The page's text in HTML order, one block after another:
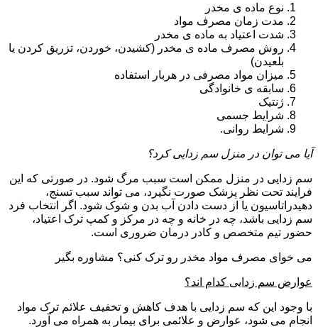
نوع ماده ی مخدر
مدت زمان مصرف مواد
شدت اعتیاد به ماده ی مخدر
روش مصرف ماده ی مخدر (کشیدن، خوردن، تزریق کردن یا
بلعیدن)
میزان مواد مصرفی در هربار استفاده
سابقه ی خانوادگی
ژنتیک
شرایط جسمی
شرایط روانی.
آیا می توان در منزل سم زدایی کرد؟
سم زدایی در منزل ممکن است سبب مرگ شود. در صورتی که این
فرایند تحت نظر پزشک صورت نگیرد، می تواند سبب تسنج،
دهیدراتاسیون یا از دست دادن آب بدن و شوک شود. اگر انتخاب فرد
سم زدایی باشد، چه در خانه و چه در مرکز و کمپ ترک اعتیاد،
حضور تیم متخصص و کادر درمان ضروری است.
می خوای مصرف مواد مخدر رو ترک کنی؟ مشاوره بگیر
عوارض سم زدایی کدام اند؟
با وجود این که سم زدایی با هدف کاهش و تخفیف علائم ترک مواد
انجام می شود، عوارض و علائمی برای بیمار به همراه می آورد.